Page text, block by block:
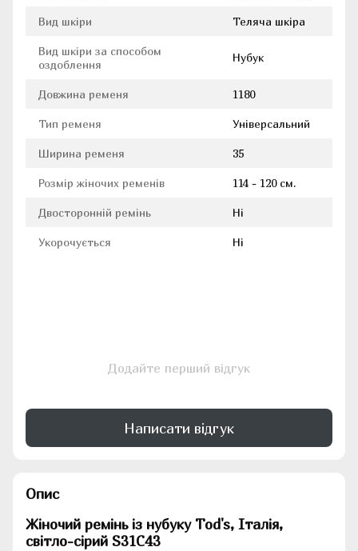
Вид шкіри Теляча шкіра
Вид шкіри за способом
оздоблення
Нубук
Довжина ременя 1180
Тип ременя Універсальний
Ширина ременя 35
Розмір жіночих ременів 114 - 120 см.
Двосторонній ремінь Ні
Укорочується Ні
Додайте перший відгук
Написати відгук
Опис
Жіночий ремінь із нубуку Tod's, Італія,
світло-сірий S31C43